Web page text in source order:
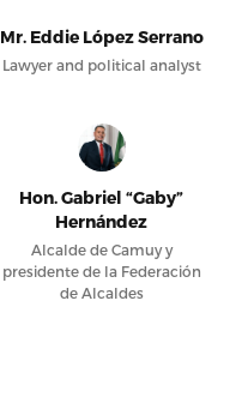
Mr. Eddie López Serrano
Lawyer and political analyst
Hon. Gabriel “Gaby”
Hernández
Alcalde de Camuy y
presidente de la Federación
de Alcaldes